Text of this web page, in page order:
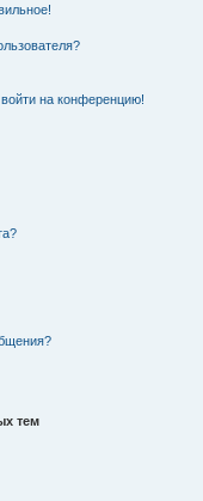
на конференцию!
тем